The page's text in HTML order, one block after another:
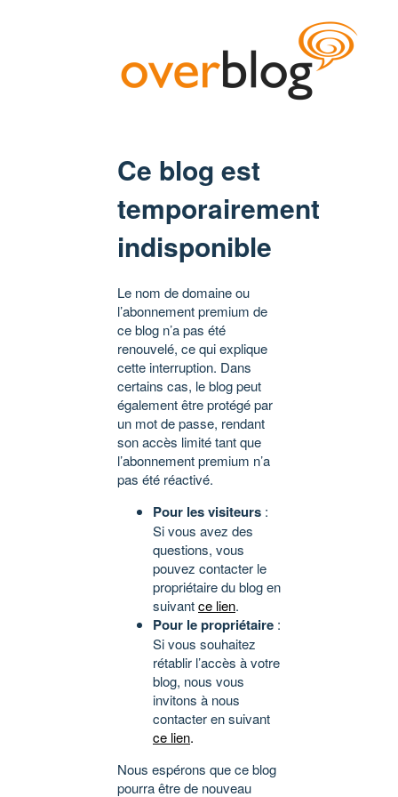
Ce blog est
temporairement
indisponible
Le nom de domaine ou
l’abonnement premium de
ce blog n’a pas été
renouvelé, ce qui explique
cette interruption. Dans
certains cas, le blog peut
également être protégé par
un mot de passe, rendant
son accès limité tant que
l’abonnement premium n’a
pas été réactivé.
Pour les visiteurs :
Si vous avez des
questions, vous
pouvez contacter le
propriétaire du blog en
suivantce lien.
Pour le propriétaire :
Si vous souhaitez
rétablir l’accès à votre
blog, nous vous
invitons à nous
contacter en suivant
ce lien.
Nous espérons que ce blog
pourra être de nouveau